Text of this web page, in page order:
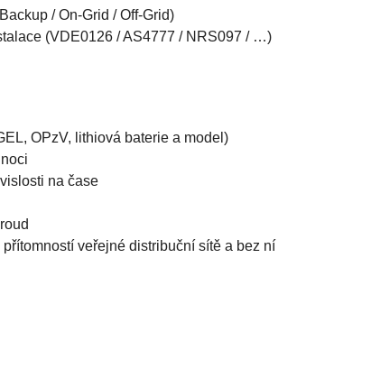
/ On-Grid / Off-Grid)
(VDE0126 / AS4777 / NRS097 / …)
OPzV, lithiová baterie a model)
na čase
veřejné distribuční sítě a bez ní